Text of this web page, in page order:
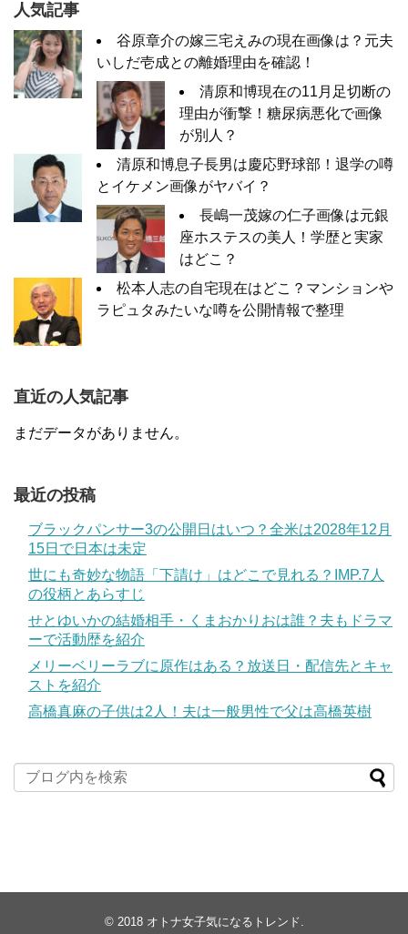
人気記事
谷原章介の嫁三宅えみの現在画像は？元夫
いしだ壱成との離婚理由を確認！
清原和博現在の11月足切断の
理由が衝撃！糖尿病悪化で画像
が別人？
清原和博息子長男は慶応野球部！退学の噂
とイケメン画像がヤバイ？
長嶋一茂嫁の仁子画像は元銀
座ホステスの美人！学歴と実家
はどこ？
松本人志の自宅現在はどこ？マンションや
ラピュタみたいな噂を公開情報で整理
直近の人気記事
まだデータがありません。
最近の投稿
ブラックパンサー3の公開日はいつ？全米は2028年12月
15日で日本は未定
世にも奇妙な物語「下請け」はどこで見れる？IMP.7人
の役柄とあらすじ
せとゆいかの結婚相手・くまおかりおは誰？夫もドラマ
ーで活動歴を紹介
メリーベリーラブに原作はある？放送日・配信先とキャ
ストを紹介
高橋真麻の子供は2人！夫は一般男性で父は高橋英樹
© 2018 オトナ女子気になるトレンド.